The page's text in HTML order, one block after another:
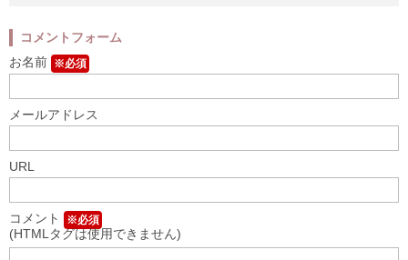
コメントフォーム
お名前 ※必須
メールアドレス
URL
コメント ※必須
(HTMLタグは使用できません)